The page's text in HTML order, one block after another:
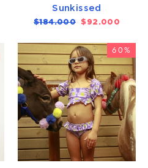
Sunkissed
Precio
$184.000 Precio
oferta
$92.000
60%